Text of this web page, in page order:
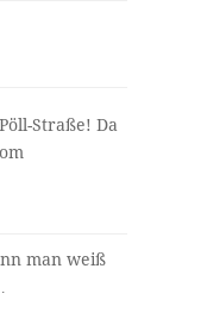
Straße! Da
man weiß